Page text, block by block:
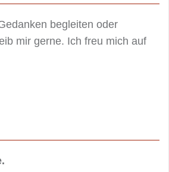
begleiten oder
mir gerne. Ich freu mich auf